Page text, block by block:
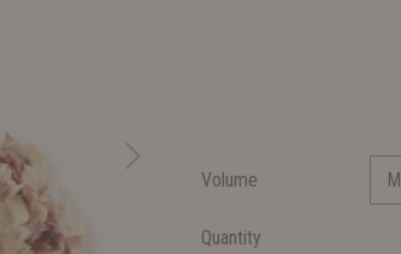
Volume
Quantity